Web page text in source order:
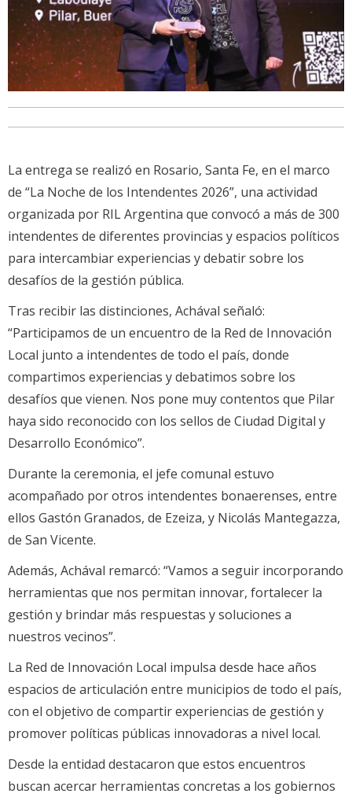
La entrega se realizó en Rosario, Santa Fe, en el marco
de “La Noche de los Intendentes 2026”, una actividad
organizada por RIL Argentina que convocó a más de 300
intendentes de diferentes provincias y espacios políticos
para intercambiar experiencias y debatir sobre los
desafíos de la gestión pública.
Tras recibir las distinciones, Achával señaló:
“Participamos de un encuentro de la Red de Innovación
Local junto a intendentes de todo el país, donde
compartimos experiencias y debatimos sobre los
desafíos que vienen. Nos pone muy contentos que Pilar
haya sido reconocido con los sellos de Ciudad Digital y
Desarrollo Económico”.
Durante la ceremonia, el jefe comunal estuvo
acompañado por otros intendentes bonaerenses, entre
ellos Gastón Granados, de Ezeiza, y Nicolás Mantegazza,
de San Vicente.
Además, Achával remarcó: “Vamos a seguir incorporando
herramientas que nos permitan innovar, fortalecer la
gestión y brindar más respuestas y soluciones a
nuestros vecinos”.
La Red de Innovación Local impulsa desde hace años
espacios de articulación entre municipios de todo el país,
con el objetivo de compartir experiencias de gestión y
promover políticas públicas innovadoras a nivel local.
Desde la entidad destacaron que estos encuentros
buscan acercar herramientas concretas a los gobiernos